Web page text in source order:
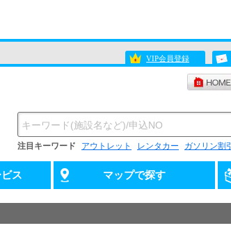
VIP会員登録
注目キーワード アウトレット レンタカー ガソリン割引
ス マップで探す